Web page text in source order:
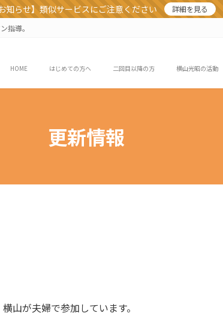
知らせ】類似サービスにご注意ください
詳細を見る
指導。
HOME はじめての方へ 二回目以降の方 横山光昭の活動
更新情報
山が夫婦で参加しています。